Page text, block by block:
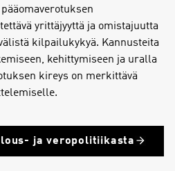
yrittäjyyttä ja omistajuutta
kilpailukykyä. Kannusteita
kehittymiseen ja uralla
kireys on merkittävä
ja veropolitiikasta